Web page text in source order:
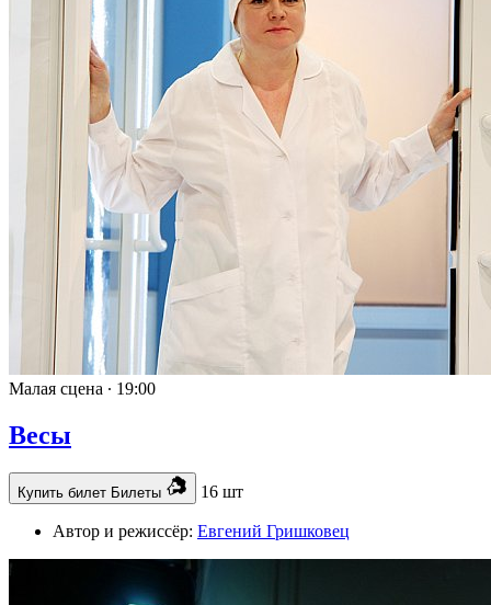
Малая сцена ∙ 19:00
Весы
Купить билет Билеты 16 шт
Автор и режиссёр: Евгений Гришковец